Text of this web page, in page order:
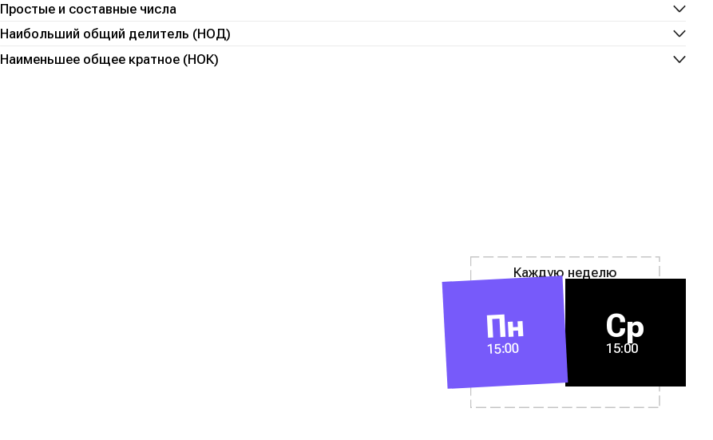
Простые и составные числа
Наибольший общий делитель (НОД)
Наименьшее общее кратное (НОК)
Каждую неделю
Пн
15:00
Ср
15:00